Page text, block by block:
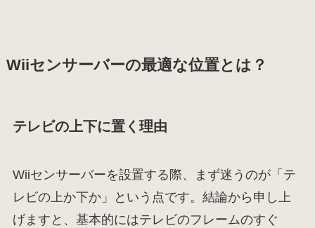
Wiiセンサーバーの最適な位置とは？
テレビの上下に置く理由
Wiiセンサーバーを設置する際、まず迷うのが「テ
レビの上か下か」という点です。結論から申し上
げますと、基本的にはテレビのフレームのすぐ